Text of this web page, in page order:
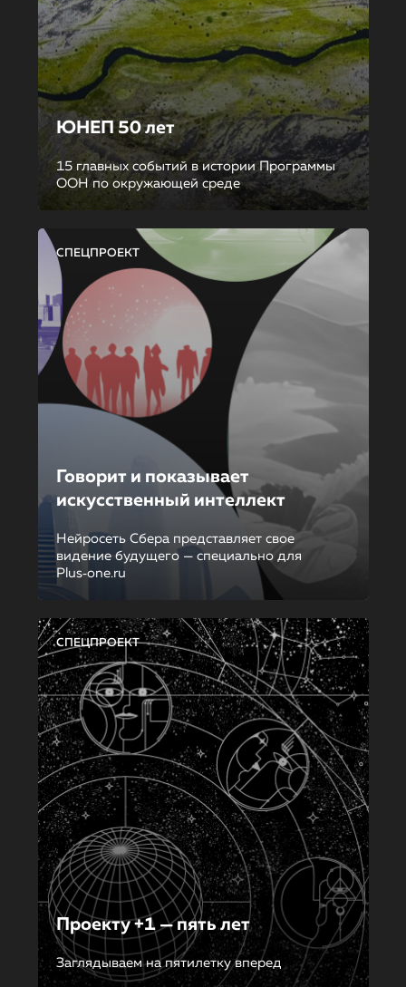
ЮНЕП 50 лет
15 главных событий в истории Программы
ООН по окружающей среде
СПЕЦПРОЕКТ
Говорит и показывает
искусственный интеллект
Нейросеть Сбера представляет свое
видение будущего — специально для
Plus‑one.ru
СПЕЦПРОЕКТ
Проекту +1 — пять лет
Заглядываем на пятилетку вперед